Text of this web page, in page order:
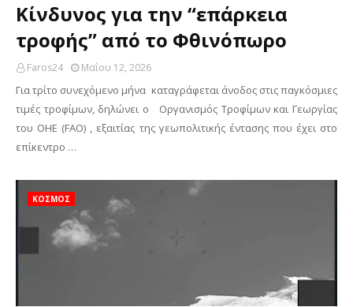
Κίνδυνος για την “επάρκεια
τροφής” από το Φθινόπωρο
Faros24 Μαΐου 12, 2026
Για τρίτο συνεχόμενο μήνα καταγράφεται άνοδος στις παγκόσμιες
τιμές τροφίμων, δηλώνει ο Οργανισμός Τροφίμων και Γεωργίας
του ΟΗΕ (FAO) , εξαιτίας της γεωπολιτικής έντασης που έχει στο
επίκεντρο …
ΚΟΣΜΟΣ